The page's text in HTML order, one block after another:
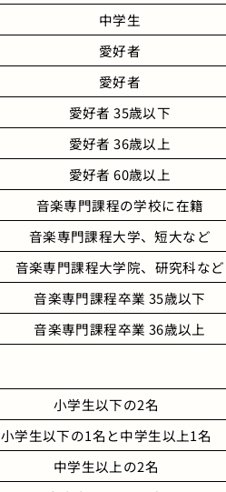
中学生
愛好者
愛好者
愛好者 35歳以下
愛好者 36歳以上
愛好者 60歳以上
音楽専門課程の学校に在籍
音楽専門課程大学、短大など
音楽専門課程大学院、研究科など
音楽専門課程卒業 35歳以下
音楽専門課程卒業 36歳以上
小学生以下の2名
小学生以下の1名と中学生以上1名
中学生以上の2名